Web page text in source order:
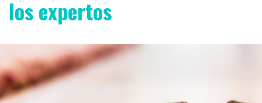
los expertos